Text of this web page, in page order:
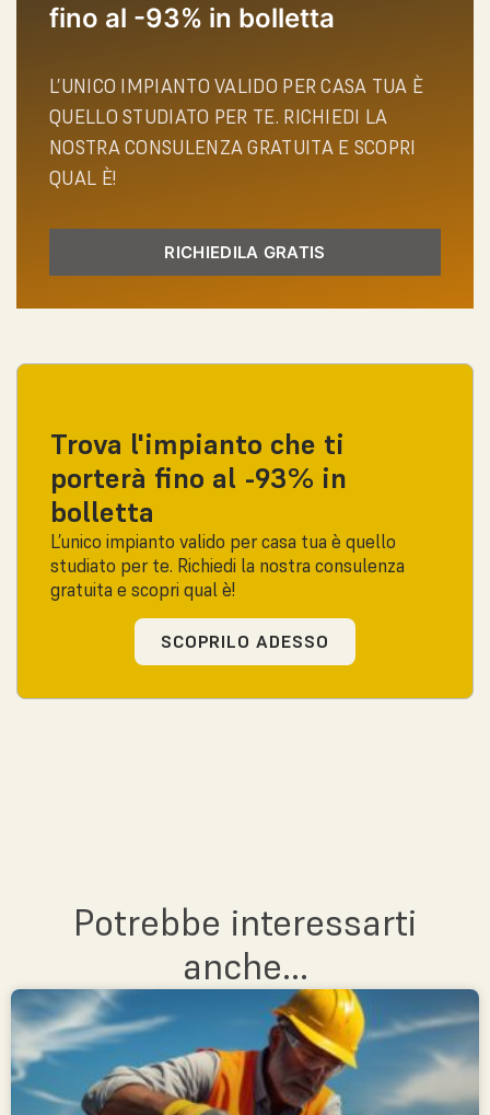
fino al -93% in bolletta
L’UNICO IMPIANTO VALIDO PER CASA TUA È
QUELLO STUDIATO PER TE. RICHIEDI LA
NOSTRA CONSULENZA GRATUITA E SCOPRI
QUAL È!
RICHIEDILA GRATIS
Trova l'impianto che ti
porterà fino al -93% in
bolletta
L’unico impianto valido per casa tua è quello
studiato per te. Richiedi la nostra consulenza
gratuita e scopri qual è!
SCOPRILO ADESSO
Potrebbe interessarti
anche...